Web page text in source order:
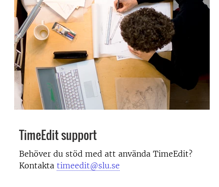
TimeEdit support
Behöver du stöd med att använda TimeEdit?
Kontakta timeedit@slu.se